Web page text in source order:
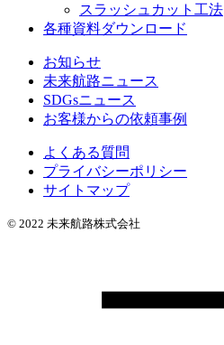
スラッシュカット工法
各種資料ダウンロード
お知らせ
未来航路ニュース
SDGsニュース
お客様からの依頼事例
よくある質問
プライバシーポリシー
サイトマップ
© 2022 未来航路株式会社